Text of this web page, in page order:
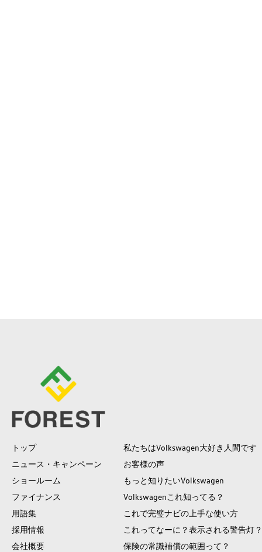
トップ
ニュース・キャンペーン
ショールーム
ファイナンス
用語集
採用情報
会社概要
私たちはVolkswagen大好き人間です
お客様の声
もっと知りたいVolkswagen
Volkswagenこれ知ってる？
これで完璧ナビの上手な使い方
これってなーに？表示される警告灯？
保険の常識補償の範囲って？